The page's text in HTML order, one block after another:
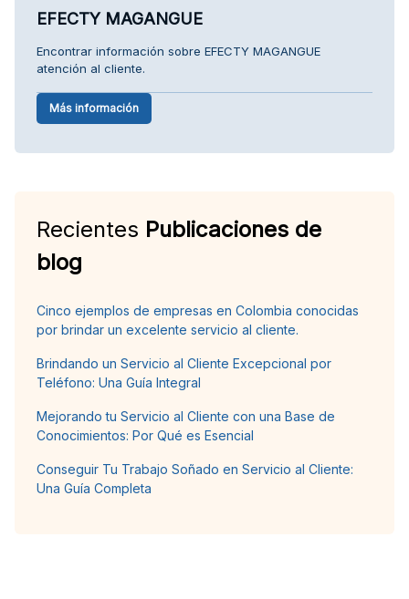
EFECTY MAGANGUE
Encontrar información sobre EFECTY MAGANGUE
atención al cliente.
Más información
Recientes Publicaciones de
blog
Cinco ejemplos de empresas en Colombia conocidas
por brindar un excelente servicio al cliente.
Brindando un Servicio al Cliente Excepcional por
Teléfono: Una Guía Integral
Mejorando tu Servicio al Cliente con una Base de
Conocimientos: Por Qué es Esencial
Conseguir Tu Trabajo Soñado en Servicio al Cliente:
Una Guía Completa